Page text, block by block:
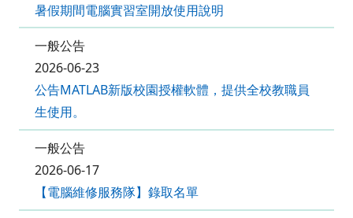
暑假期間電腦實習室開放使用說明
一般公告
2026-06-23
公告MATLAB新版校園授權軟體，提供全校教職員
生使用。
一般公告
2026-06-17
【電腦維修服務隊】錄取名單